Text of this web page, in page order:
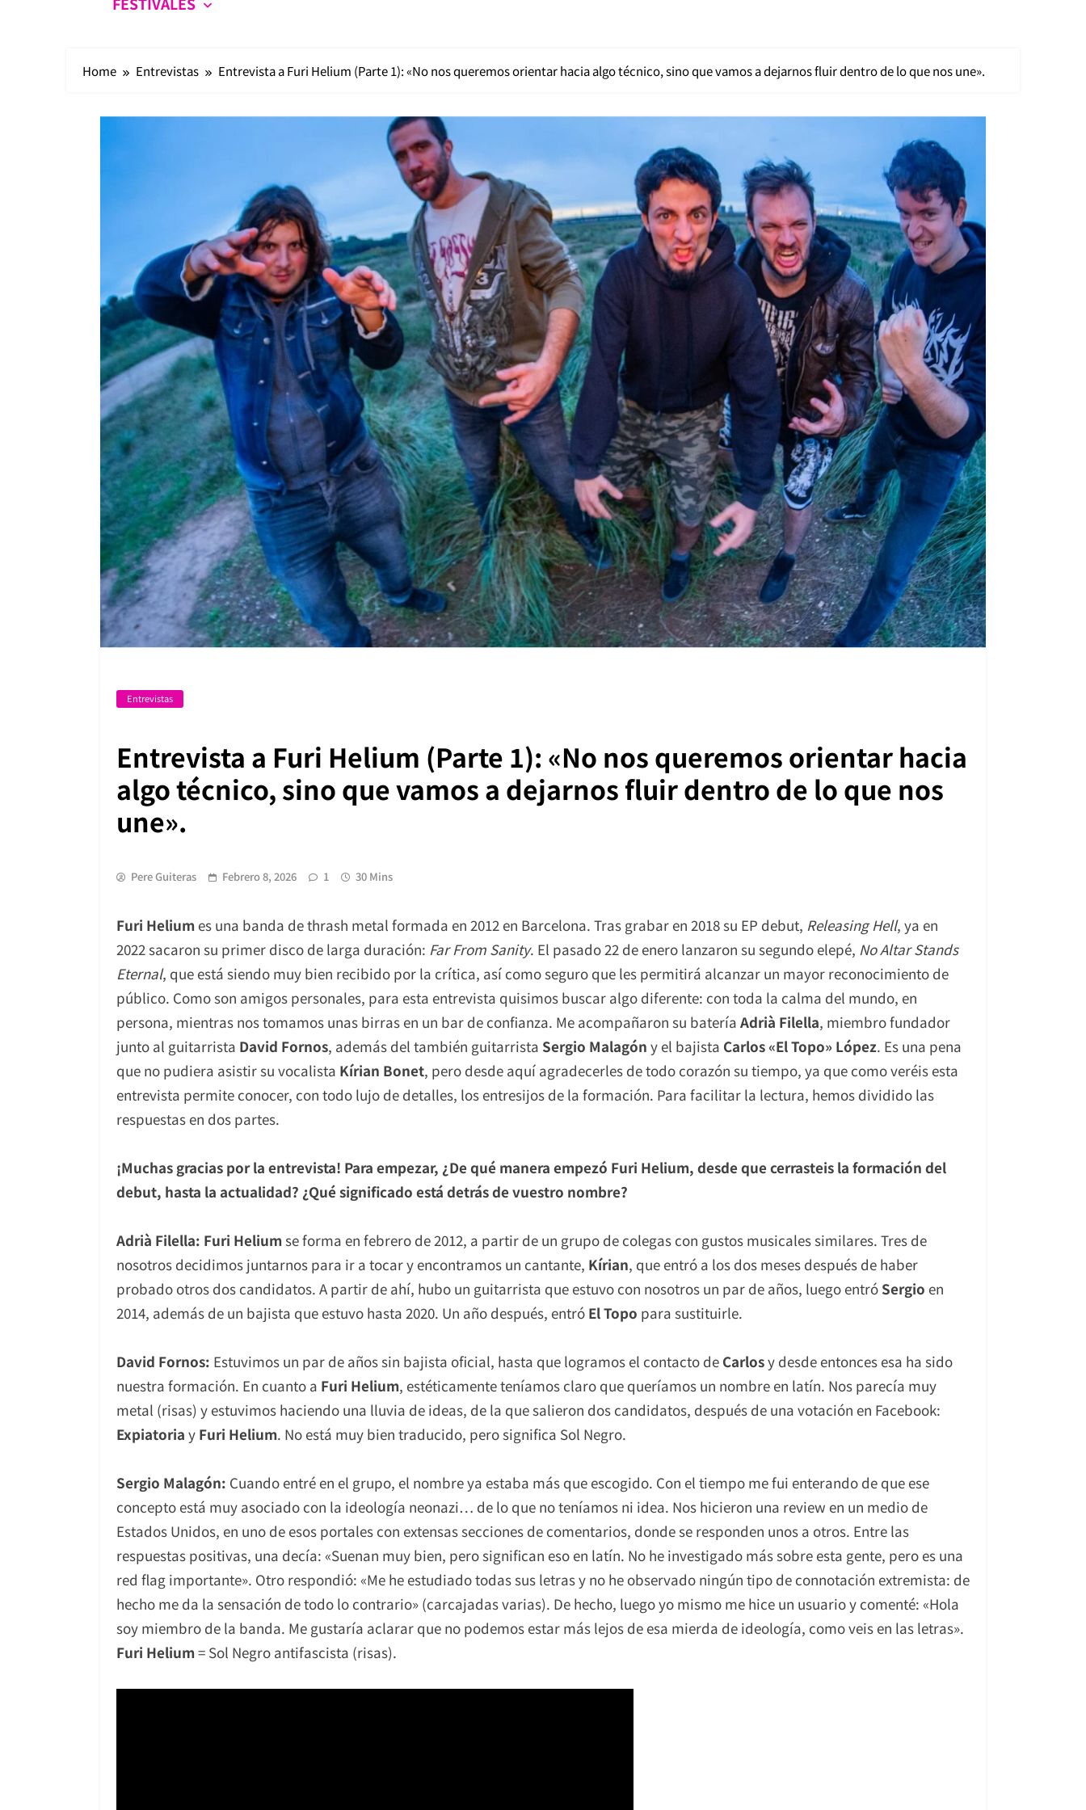
Home Entrevistas Entrevista a Furi Helium (Parte 1): «No nos queremos orientar hacia algo técnico, sino que vamos a dejarnos fluir dentro de lo que nos une».
Entrevistas
Entrevista a Furi Helium (Parte 1): «No nos queremos orientar hacia
algo técnico, sino que vamos a dejarnos fluir dentro de lo que nos
une».
Pere Guiteras Febrero 8, 2026 1 30 Mins
Furi Helium es una banda de thrash metal formada en 2012 en Barcelona. Tras grabar en 2018 su EP debut, Releasing Hell, ya en
2022 sacaron su primer disco de larga duración: Far From Sanity. El pasado 22 de enero lanzaron su segundo elepé, No Altar Stands
Eternal, que está siendo muy bien recibido por la crítica, así como seguro que les permitirá alcanzar un mayor reconocimiento de
público. Como son amigos personales, para esta entrevista quisimos buscar algo diferente: con toda la calma del mundo, en
persona, mientras nos tomamos unas birras en un bar de confianza. Me acompañaron su batería Adrià Filella, miembro fundador
junto al guitarrista David Fornos, además del también guitarrista Sergio Malagón y el bajista Carlos «El Topo» López. Es una pena
que no pudiera asistir su vocalista Kírian Bonet, pero desde aquí agradecerles de todo corazón su tiempo, ya que como veréis esta
entrevista permite conocer, con todo lujo de detalles, los entresijos de la formación. Para facilitar la lectura, hemos dividido las
respuestas en dos partes.
¡Muchas gracias por la entrevista! Para empezar, ¿De qué manera empezó Furi Helium, desde que cerrasteis la formación del
debut, hasta la actualidad? ¿Qué significado está detrás de vuestro nombre?
Adrià Filella: Furi Heliumse forma en febrero de 2012, a partir de un grupo de colegas con gustos musicales similares. Tres de
nosotros decidimos juntarnos para ir a tocar y encontramos un cantante, Kírian, que entró a los dos meses después de haber
probado otros dos candidatos. A partir de ahí, hubo un guitarrista que estuvo con nosotros un par de años, luego entró Sergio en
2014, además de un bajista que estuvo hasta 2020. Un año después, entró El Topo para sustituirle.
David Fornos: Estuvimos un par de años sin bajista oficial, hasta que logramos el contacto de Carlosy desde entonces esa ha sido
nuestra formación. En cuanto a Furi Helium, estéticamente teníamos claro que queríamos un nombre en latín. Nos parecía muy
metal (risas) y estuvimos haciendo una lluvia de ideas, de la que salieron dos candidatos, después de una votación en Facebook:
Expiatoria y Furi Helium. No está muy bien traducido, pero significa Sol Negro.
Sergio Malagón: Cuando entré en el grupo, el nombre ya estaba más que escogido. Con el tiempo me fui enterando de que ese
concepto está muy asociado con la ideología neonazi… de lo que no teníamos ni idea. Nos hicieron una review en un medio de
Estados Unidos, en uno de esos portales con extensas secciones de comentarios, donde se responden unos a otros. Entre las
respuestas positivas, una decía: «Suenan muy bien, pero significan eso en latín. No he investigado más sobre esta gente, pero es una
red flag importante». Otro respondió: «Me he estudiado todas sus letras y no he observado ningún tipo de connotación extremista: de
hecho me da la sensación de todo lo contrario» (carcajadas varias). De hecho, luego yo mismo me hice un usuario y comenté: «Hola
soy miembro de la banda. Me gustaría aclarar que no podemos estar más lejos de esa mierda de ideología, como veis en las letras».
Furi Helium= Sol Negro antifascista (risas).